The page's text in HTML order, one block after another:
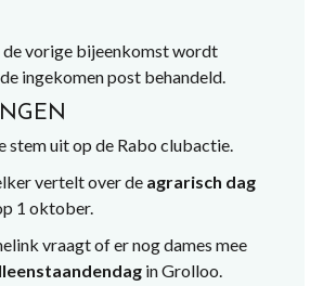
de vorige bijeenkomst wordt
ingekomen post behandeld.
stem uit op de Rabo clubactie.
vertelt over de agrarisch dag
1 oktober.
vraagt of er nog dames mee
in Grolloo.